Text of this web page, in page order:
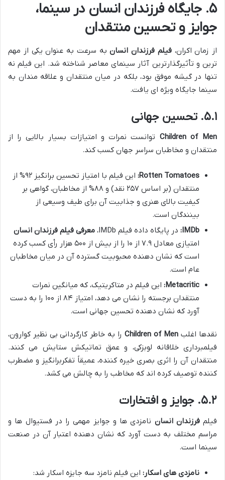
۵. جایگاه فرزندان انسان در سینما،
جوایز و تحسین منتقدان
از زمان اکران،فیلم فرزندان انسانبه سرعت به عنوان یکی از مهم
ترین و تأثیرگذارترین آثار سینمای معاصر شناخته شد. این فیلم نه
تنها در گیشه موفق بود، بلکه در میان منتقدان و علاقه مندان به
سینما جایگاه ویژه ای یافت.
۵.۱. تحسین جهانی
Children of Men توانست نمرات و امتیازات بسیار بالایی را از
منتقدان و مخاطبان سراسر جهان کسب کند.
Rotten Tomatoes:
این فیلم با امتیاز تحسین برانگیز ۹۲% از
منتقدان (بر اساس ۲۵۷ نقد) و ۸۸% از مخاطبان، گواهی بر
کیفیت بالای هنری و جذابیت آن برای طیف وسیعی از
بینندگان است.
IMDb: در پایگاه داده فیلم IMDb،
معرفی فیلم فرزندان انسان
امتیازی معادل ۷.۹ از ۱۰ را از بیش از ۵۰۰ هزار رأی کسب کرده
است که نشان دهنده محبوبیت گسترده آن در میان مخاطبان
عام است.
Metacritic: این فیلم در متاکریتیک، که میانگین نمرات
منتقدان برجسته را نشان می دهد، امتیاز ۸۴ از ۱۰۰ را به دست
آورد که نشان دهنده تحسین جهانی است.
نقدها اغلب Children of Men را به خاطر کارگردانی بی نظیر کوارون،
فیلمبرداری خلاقانه لوبزکی، و عمق تماتیکش ستایش می کنند.
منتقدان آن را اثری بصری خیره کننده، عمیقاً تفکربرانگیز و مضطرب
کننده توصیف کرده اند که مخاطب را به چالش می کشد.
۵.۲. جوایز و افتخارات
فیلمفرزندان انسان نامزدی ها و جوایز مهمی را در فستیوال ها و
مراسم مختلف به دست آورد که نشان دهنده اعتبار آن در صنعت
سینما است.
نامزدی های اسکار: این فیلم نامزد سه جایزه اسکار شد: